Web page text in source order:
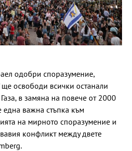
одобри споразумение,
ще освободи всички останали
в замяна на повече от 2000
една важна стъпка към
на мирното споразумение и
конфликт между двете